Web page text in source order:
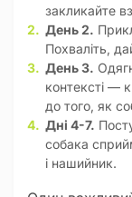
закликайте
День 2.
Похваліть,
День 3.
контексті —
до того, як
Дні 4-7.
собака
і нашийник.